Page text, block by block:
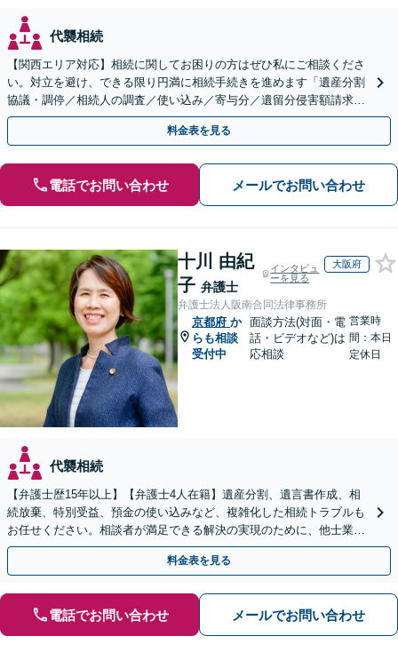
代襲相続
【関西エリア対応】相続に関してお困りの方はぜひ私にご相談くださ
い。対立を避け、できる限り円満に相続手続きを進めます「遺産分割
協議・調停／相続人の調査／使い込み／寄与分／遺留分侵害額請求／
相続放棄（借金の相続）／遺言書作成【休日・夜間相談可】
料金表を見る
電話でお問い合わせ メールでお問い合わせ
十川 由紀
子 弁護士
インタビュ
ーを見る
大阪府
弁護士法人阪南合同法律事務所
京都府 か
らも相談
受付中
面談方法(対面・電
話・ビデオなど)は
応相談
営業時
間：本日
定休日
代襲相続
【弁護士歴15年以上】【弁護士4人在籍】遺産分割、遺言書作成、相
続放棄、特別受益、預金の使い込みなど、複雑化した相続トラブルも
お任せください。相談者が満足できる解決の実現のために、他士業と
連携し最善を尽くします【完全個室】
料金表を見る
電話でお問い合わせ メールでお問い合わせ